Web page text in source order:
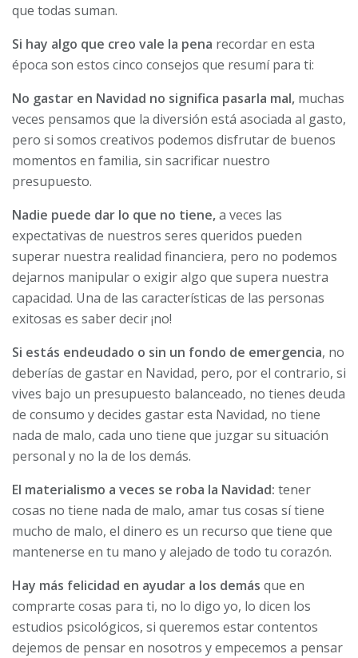
que todas suman.
Si hay algo que creo vale la pena recordar en esta
época son estos cinco consejos que resumí para ti:
No gastar en Navidad no significa pasarla mal, muchas
veces pensamos que la diversión está asociada al gasto,
pero si somos creativos podemos disfrutar de buenos
momentos en familia, sin sacrificar nuestro
presupuesto.
Nadie puede dar lo que no tiene,a veces las
expectativas de nuestros seres queridos pueden
superar nuestra realidad financiera, pero no podemos
dejarnos manipular o exigir algo que supera nuestra
capacidad. Una de las características de las personas
exitosas es saber decir ¡no!
Si estás endeudado o sin un fondo de emergencia, no
deberías de gastar en Navidad, pero, por el contrario, si
vives bajo un presupuesto balanceado, no tienes deuda
de consumo y decides gastar esta Navidad, no tiene
nada de malo, cada uno tiene que juzgar su situación
personal y no la de los demás.
El materialismo a veces se roba la Navidad: tener
cosas no tiene nada de malo, amar tus cosas sí tiene
mucho de malo, el dinero es un recurso que tiene que
mantenerse en tu mano y alejado de todo tu corazón.
Hay más felicidad en ayudar a los demás que en
comprarte cosas para ti, no lo digo yo, lo dicen los
estudios psicológicos, si queremos estar contentos
dejemos de pensar en nosotros y empecemos a pensar